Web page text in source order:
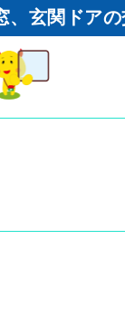
、玄関ドア
事ブログ
プラ